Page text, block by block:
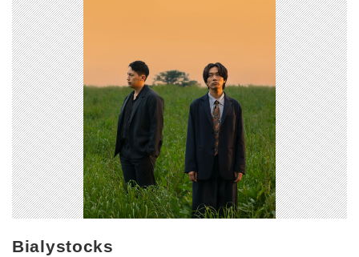
Bialystocks